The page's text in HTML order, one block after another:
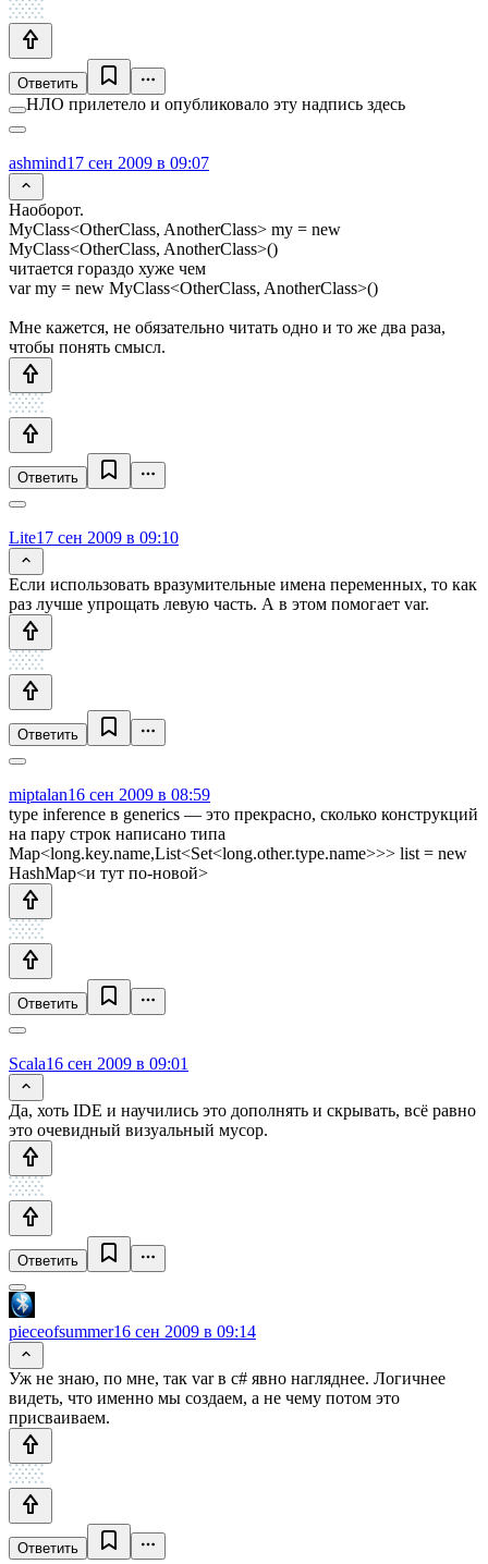
Ответить
НЛО прилетело и опубликовало эту надпись здесь
ashmind17 сен 2009 в 09:07
Наоборот.
MyClass<OtherClass, AnotherClass> my = new
MyClass<OtherClass, AnotherClass>()
читается гораздо хуже чем
var my = new MyClass<OtherClass, AnotherClass>()
Мне кажется, не обязательно читать одно и то же два раза,
чтобы понять смысл.
Ответить
Lite17 сен 2009 в 09:10
Если использовать вразумительные имена переменных, то как
раз лучше упрощать левую часть. А в этом помогает var.
Ответить
miptalan16 сен 2009 в 08:59
type inference в generics — это прекрасно, сколько конструкций
на пару строк написано типа
Map<long.key.name,List<Set<long.other.type.name>>> list = new
HashMap<и тут по-новой>
Ответить
Scala16 сен 2009 в 09:01
Да, хоть IDE и научились это дополнять и скрывать, всё равно
это очевидный визуальный мусор.
Ответить
pieceofsummer16 сен 2009 в 09:14
Уж не знаю, по мне, так var в c# явно нагляднее. Логичнее
видеть, что именно мы создаем, а не чему потом это
присваиваем.
Ответить